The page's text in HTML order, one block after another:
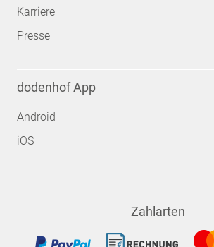
Karriere
Presse
dodenhof App
Android
iOS
Zahlarten